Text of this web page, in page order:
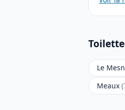
Le
Meaux